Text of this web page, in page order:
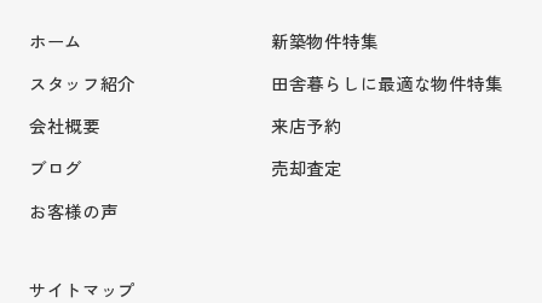
ホーム
スタッフ紹介
会社概要
ブログ
お客様の声
新築物件特集
田舎暮らしに最適な物件特集
来店予約
売却査定
サイトマップ